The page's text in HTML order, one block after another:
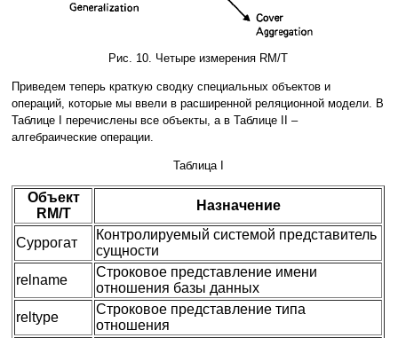
Рис. 10. Четыре измерения RM/T
Приведем теперь краткую сводку специальных объектов и
операций, которые мы ввели в расширенной реляционной модели. В
Таблице I перечислены все объекты, а в Таблице II –
алгебраические операции.
Таблица I
Объект
RM/T
Назначение
Суррогат
Контролируемый системой представитель
сущности
relname
Строковое представление имени
отношения базы данных
reltype
Строковое представление типа
отношения